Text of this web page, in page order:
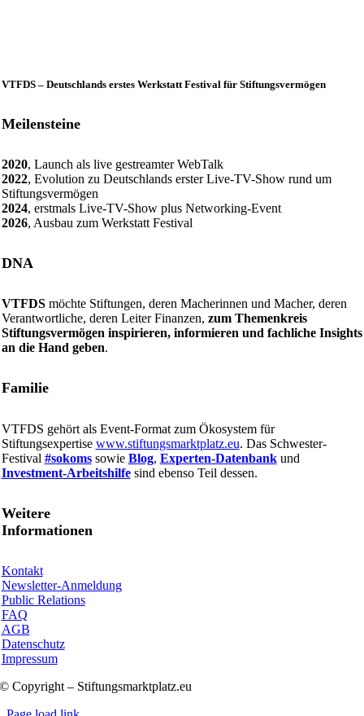
VTFDS – Deutschlands erstes Werkstatt Festival für Stiftungsvermögen
Meilensteine
2020, Launch als live gestreamter WebTalk
2022, Evolution zu Deutschlands erster Live-TV-Show rund um
Stiftungsvermögen
2024, erstmals Live-TV-Show plus Networking-Event
2026, Ausbau zum Werkstatt Festival
DNA
VTFDS möchte Stiftungen, deren Macherinnen und Macher, deren
Verantwortliche, deren Leiter Finanzen, zum Themenkreis
Stiftungsvermögen inspirieren, informieren und fachliche Insights
an die Hand geben.
Familie
VTFDS gehört als Event-Format zum Ökosystem für
Stiftungsexpertise www.stiftungsmarktplatz.eu. Das Schwester-
Festival #sokomssowie Blog, Experten-Datenbankund
Investment-Arbeitshilfesind ebenso Teil dessen.
Weitere
Informationen
Kontakt
Newsletter-Anmeldung
Public Relations
FAQ
AGB
Datenschutz
Impressum
© Copyright – Stiftungsmarktplatz.eu